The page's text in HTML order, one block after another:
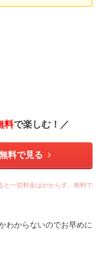
料で楽しむ！／
料で見る
一切料金はかからず、無料で
わからないのでお早めに